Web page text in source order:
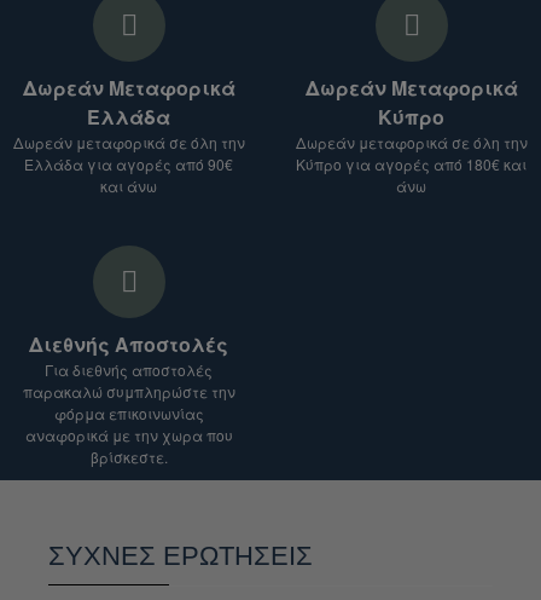
Θα σας στείλουμε προσφορά για τα
προϊόντα που σας ενδιαφέρουν, μαζί με το
κόστος αποστολής.
Σημείωση:
Το κόστος αποστολής ενδέχεται να ποικίλλει
Για αποστολές σε χώρες εκτός Ευρωπαϊκής
Ένωσης, ενδέχεται να ισχύουν επιπλέον
δασμοί και φόροι.
Είμαστε στη διάθεσή σας για οποιαδήποτε
διευκρίνιση.
Δωρεάν Μεταφορικά
Ελλάδα
Δωρεάν μεταφορικά σε όλη την
Ελλάδα για αγορές από 90€
και άνω
Δωρεάν Μεταφορικά
Κύπρο
Δωρεάν μεταφορικά σε όλη την
Κύπρο για αγορές από 180€ και
άνω
Διεθνής Αποστολές
Για διεθνής αποστολές
παρακαλώ συμπληρώστε την
φόρμα επικοινωνίας
αναφορικά με την χωρα που
βρίσκεστε.
ΣΥΧΝΕΣ ΕΡΩΤΗΣΕΙΣ